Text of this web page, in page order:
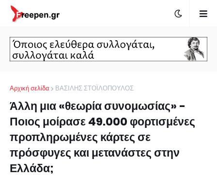
Αρχική σελίδα ΒΑΣΙΛΗΣ ΣΤΟΪΛΟΠΟΥΛΟΣ
Άλλη μια «θεωρία συνομωσίας» -
Ποιος μοίρασε 49.000 φορτισμένες
προπληρωμένες κάρτες σε
πρόσφυγες και μετανάστες στην
Ελλάδα;